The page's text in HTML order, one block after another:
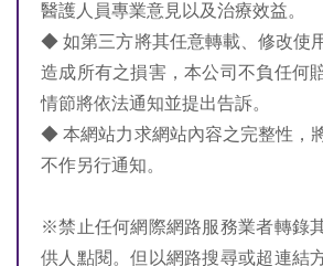
醫護人員專業意見以及治療效益。
◆ 如第三方將其任意轉載、修改使
造成所有之損害，本公司不負任何
情節將依法通知並提出告訴。
◆ 本網站力求網站內容之完整性，
不作另行通知。
※禁止任何網際網路服務業者轉錄
供人點閱。但以網路搜尋或超連結